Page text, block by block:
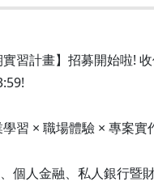
實習計畫】招募開始啦!
習 × 職場體驗 × 專案實
個人金融、私人銀行暨